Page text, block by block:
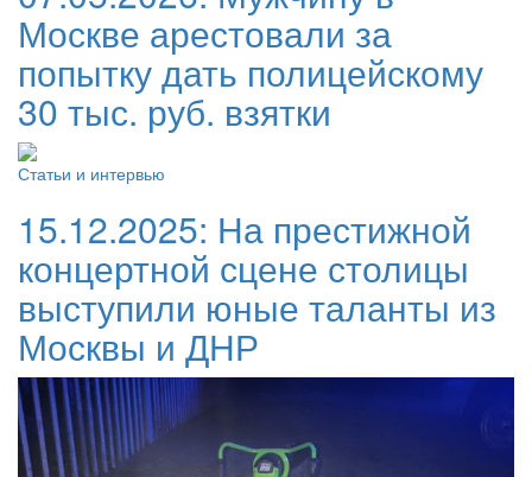
Москве арестовали за
попытку дать полицейскому
30 тыс. руб. взятки
Статьи и интервью
15.12.2025: На престижной
концертной сцене столицы
выступили юные таланты из
Москвы и ДНР